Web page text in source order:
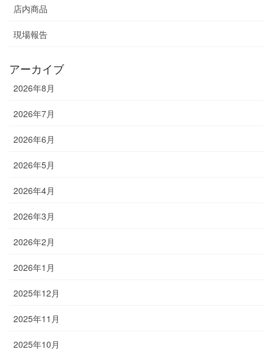
店内商品
現場報告
アーカイブ
2026年8月
2026年7月
2026年6月
2026年5月
2026年4月
2026年3月
2026年2月
2026年1月
2025年12月
2025年11月
2025年10月